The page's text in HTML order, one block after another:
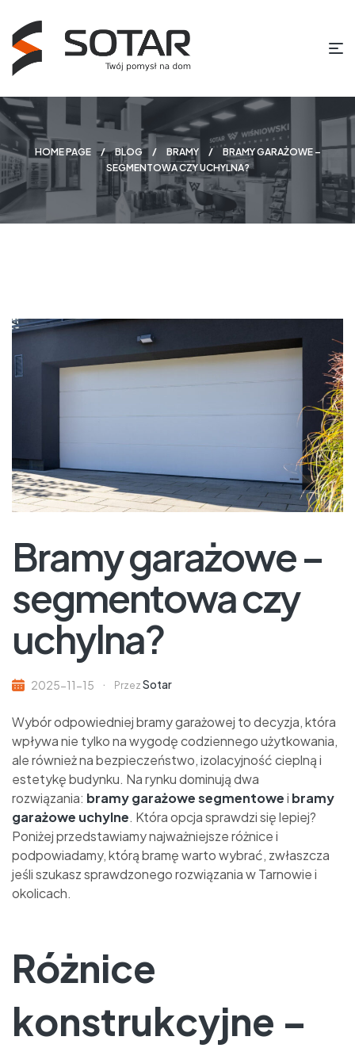
HOME PAGE BLOG BRAMY
BRAMY GARAŻOWE –
SEGMENTOWA CZY UCHYLNA?
Bramy garażowe –
segmentowa czy
uchylna?
2025-11-15 Przez Sotar
Wybór odpowiedniej bramy garażowej to decyzja, która
wpływa nie tylko na wygodę codziennego użytkowania,
ale również na bezpieczeństwo, izolacyjność cieplną i
estetykę budynku. Na rynku dominują dwa
rozwiązania: bramy garażowe segmentowei bramy
garażowe uchylne. Która opcja sprawdzi się lepiej?
Poniżej przedstawiamy najważniejsze różnice i
podpowiadamy, którą bramę warto wybrać, zwłaszcza
jeśli szukasz sprawdzonego rozwiązania w Tarnowie i
okolicach.
Różnice
konstrukcyjne –